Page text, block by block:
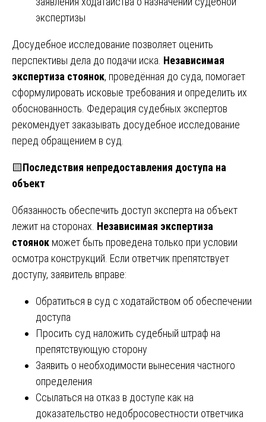
экспертизы
Досудебное исследование позволяет оценить
перспективы дела до подачи иска. Независимая
экспертиза стоянок, проведённая до суда, помогает
сформулировать исковые требования и определить их
обоснованность. Федерация судебных экспертов
рекомендует заказывать досудебное исследование
перед обращением в суд.
🟨Последствия непредоставления доступа на
объект
Обязанность обеспечить доступ эксперта на объект
лежит на сторонах. Независимая экспертиза
стоянок может быть проведена только при условии
осмотра конструкций. Если ответчик препятствует
доступу, заявитель вправе:
Обратиться в суд с ходатайством об обеспечении
доступа
Просить суд наложить судебный штраф на
препятствующую сторону
Заявить о необходимости вынесения частного
определения
Ссылаться на отказ в доступе как на
доказательство недобросовестности ответчика